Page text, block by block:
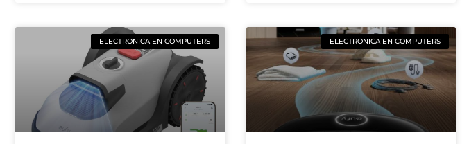
ELECTRONICA EN COMPUTERS ELECTRONICA EN COMPUTERS